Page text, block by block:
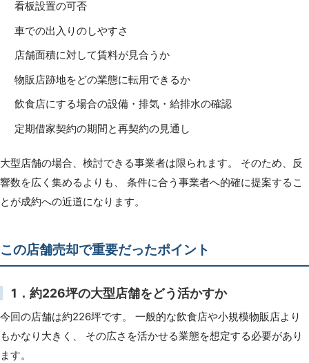
看板設置の可否
車での出入りのしやすさ
店舗面積に対して賃料が見合うか
物販店跡地をどの業態に転用できるか
飲食店にする場合の設備・排気・給排水の確認
定期借家契約の期間と再契約の見通し
大型店舗の場合、検討できる事業者は限られます。 そのため、反
響数を広く集めるよりも、 条件に合う事業者へ的確に提案するこ
とが成約への近道になります。
この店舗売却で重要だったポイント
1．約226坪の大型店舗をどう活かすか
今回の店舗は約226坪です。 一般的な飲食店や小規模物販店より
もかなり大きく、 その広さを活かせる業態を想定する必要があり
ます。